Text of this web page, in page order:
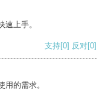
上手。
支持[0] 反对[0]
的需求。